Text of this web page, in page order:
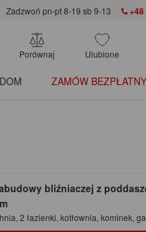
Zadzwoń pn-pt 8-19 sb 9-13 +48
Porównaj Ulubione
ZAMÓW
bliźniaczej z
2 łazienki, kotłownia, kominek,